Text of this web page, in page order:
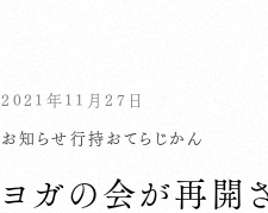
2021年11月27日
お知らせ 行持 おてらじかん
ヨガの会が再開